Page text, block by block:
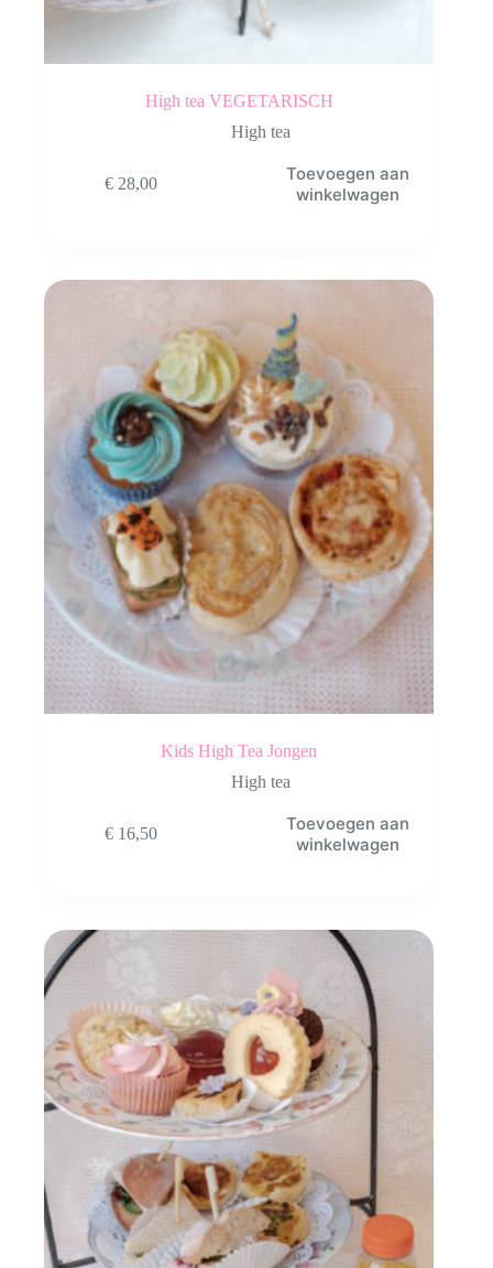
High tea VEGETARISCH
High tea
€28,00
Toevoegen aan
winkelwagen
Kids High Tea Jongen
High tea
€16,50
Toevoegen aan
winkelwagen